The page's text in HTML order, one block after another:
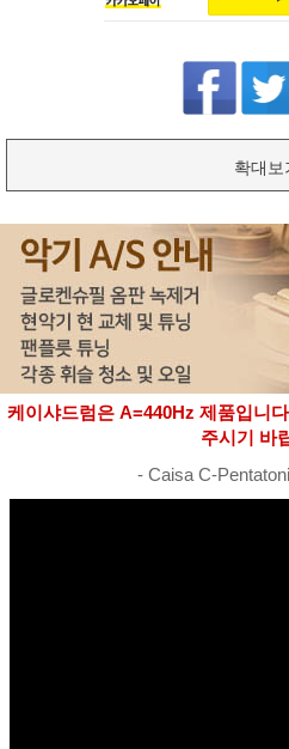
확대보
케이샤드럼은 A=440Hz 제품입니
주시기 바
- Caisa C-